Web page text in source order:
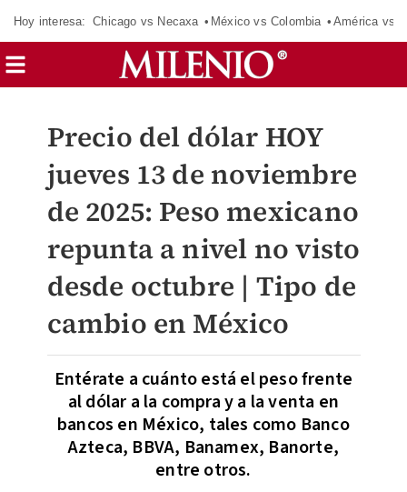
Hoy interesa: Chicago vs Necaxa México vs Colombia América vs
Precio del dólar HOY
jueves 13 de noviembre
de 2025: Peso mexicano
repunta a nivel no visto
desde octubre | Tipo de
cambio en México
Entérate a cuánto está el peso frente
al dólar a la compra y a la venta en
bancos en México, tales como Banco
Azteca, BBVA, Banamex, Banorte,
entre otros.